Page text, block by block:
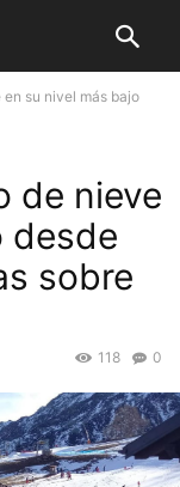
en su nivel más bajo
de nieve
desde
sobre
0
118